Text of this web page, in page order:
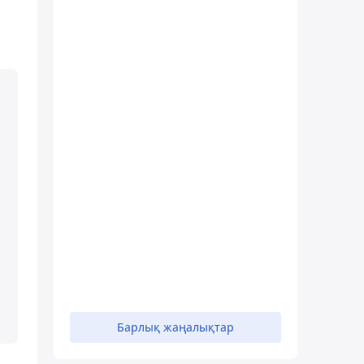
Барлық жаңалықтар